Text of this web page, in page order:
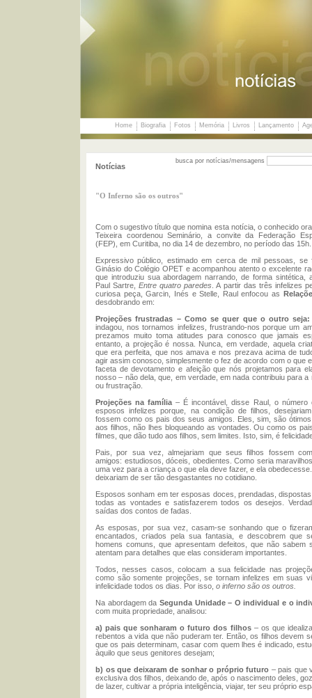
Home Biografia Fotos Memória Livros Lançamento
Notícias
busca por notícias/mensagens
"O Inferno são os outros"
Com o sugestivo título que nomina esta notícia, o conhecido
Teixeira coordenou Seminário, a convite da Federação
(FEP), em Curitiba, no dia 14 de dezembro, no período das
Expressivo público, estimado em cerca de mil pessoas, se
Ginásio do Colégio OPET e acompanhou atento o excelente
que introduziu sua abordagem narrando, de forma sintética,
Paul Sartre,Entre quatro paredes . A partir das três infelizes
curiosa peça, Garcin, Inés e Stelle, Raul enfocou as
desdobrando em:
Projeções frustradas – Como se quer que o outro seja:
indagou, nos tornamos infelizes, frustrando-nos porque um
prezamos muito toma atitudes para conosco que jamais
entanto, a projeção é nossa. Nunca, em verdade, aquela
que era perfeita, que nos amava e nos prezava acima de
agir assim conosco, simplesmente o fez de acordo com o que
faceta de devotamento e afeição que nós projetamos para
nosso – não dela, que, em verdade, em nada contribuiu para
ou frustração.
Projeções na família – É incontável, disse Raul, o número
esposos infelizes porque, na condição de filhos,
fossem como os pais dos seus amigos. Eles, sim, são
aos filhos, não lhes bloqueando as vontades. Ou como os
filmes, que dão tudo aos filhos, sem limites. Isto, sim, é
Pais, por sua vez, almejariam que seus filhos fossem
amigos: estudiosos, dóceis, obedientes. Como seria
uma vez para a criança o que ela deve fazer, e ela
deixariam de ser tão desgastantes no cotidiano.
Esposos sonham em ter esposas doces, prendadas,
todas as vontades e satisfazerem todos os desejos.
saídas dos contos de fadas.
As esposas, por sua vez, casam-se sonhando que o
encantados, criados pela sua fantasia, e descobrem que
homens comuns, que apresentam defeitos, que não sabem
atentam para detalhes que elas consideram importantes.
Todos, nesses casos, colocam a sua felicidade nas
como são somente projeções, se tornam infelizes em suas
infelicidade todos os dias. Por isso, o inferno são os outros.
Na abordagem da Segunda Unidade – O individual e o
com muita propriedade, analisou:
a) pais que sonharam o futuro dos filhos– os que
rebentos a vida que não puderam ter. Então, os filhos devem
que os pais determinam, casar com quem lhes é indicado,
àquilo que seus genitores desejam;
b) os que deixaram de sonhar o próprio futuro – pais que
exclusiva dos filhos, deixando de, após o nascimento deles,
de lazer, cultivar a própria inteligência, viajar, ter seu próprio